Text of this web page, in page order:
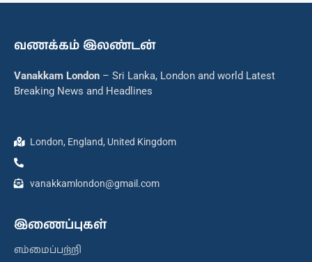
வணக்கம் இலண்டன்
Vanakkam London – Sri Lanka, London and world Latest
Breaking News and Headlines
London, England, United Kingdom
vanakkamlondon@gmail.com
இணைப்புகள்
எம்மைப்பற்றி